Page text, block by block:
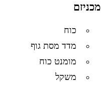
מכניזם
כוח
מדד מסת גוף
מומנט כוח
משקל